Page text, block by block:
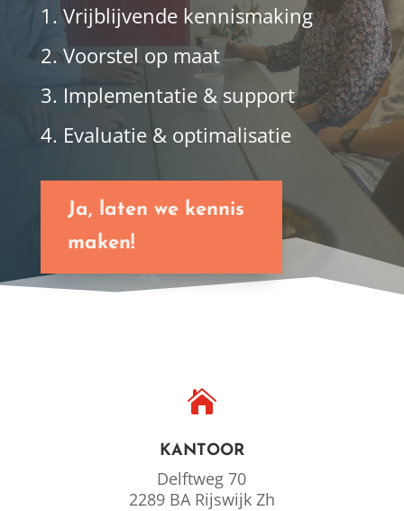
1. Vrijblijvende kennismaking
2. Voorstel op maat
3. Implementatie & support
4. Evaluatie & optimalisatie
Ja, laten we kennis
maken!

KANTOOR
Delftweg 70
2289 BA Rijswijk Zh